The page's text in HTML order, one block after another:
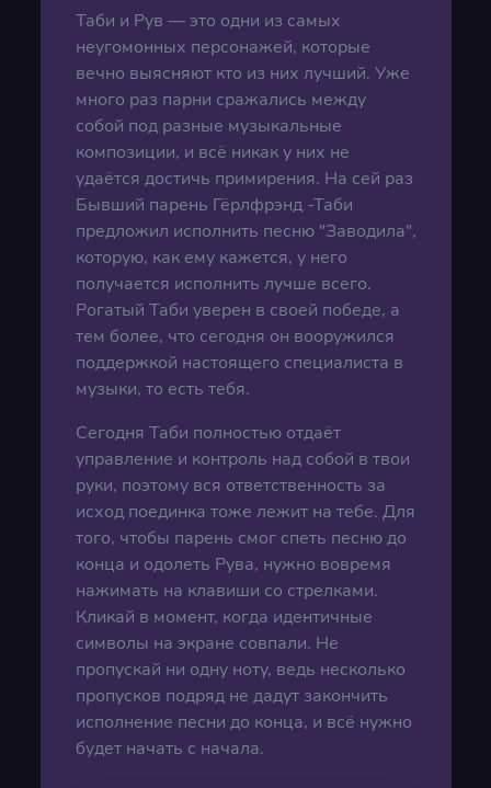
Таби и Рув — это одни из самых
неугомонных персонажей, которые
вечно выясняют кто из них лучший. Уже
много раз парни сражались между
собой под разные музыкальные
композиции, и всё никак у них не
удаётся достичь примирения. На сей раз
Бывший парень Гёрлфрэнд -Таби
предложил исполнить песню "Заводила",
которую, как ему кажется, у него
получается исполнить лучше всего.
Рогатый Таби уверен в своей победе, а
тем более, что сегодня он вооружился
поддержкой настоящего специалиста в
музыки, то есть тебя.
Сегодня Таби полностью отдаёт
управление и контроль над собой в твои
руки, поэтому вся ответственность за
исход поединка тоже лежит на тебе. Для
того, чтобы парень смог спеть песню до
конца и одолеть Рува, нужно вовремя
нажимать на клавиши со стрелками.
Кликай в момент, когда идентичные
символы на экране совпали. Не
пропускай ни одну ноту, ведь несколько
пропусков подряд не дадут закончить
исполнение песни до конца, и всё нужно
будет начать с начала.